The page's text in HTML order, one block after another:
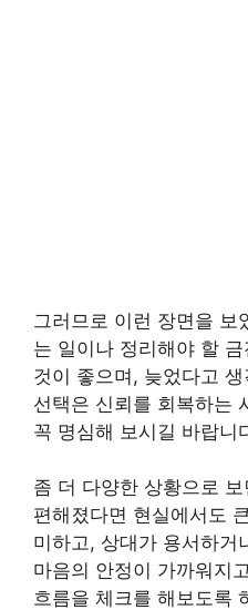
그러므로 이런 장면을 보
는 일이나 정리해야 할
것이 좋으며, 늦었다고
선택은 신뢰를 회복하는
꼭 명심해 보시길 바랍니
좀 더 다양한 상황으로
편해졌다면 현실에서도
미하고, 상대가 용서하거
마음의 안정이 가까워지
흐름을 체크를 해보도록